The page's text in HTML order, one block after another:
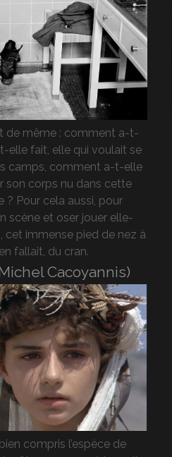
de même : comment a-t-
elle fait, elle qui voulait se
camps, comment a-t-elle
son corps nu dans cette
? Pour cela aussi, pour
scène et oser jouer elle-
cet immense pied de nez à
fallait, du cran.
Cacoyannis)
compris l’espèce de